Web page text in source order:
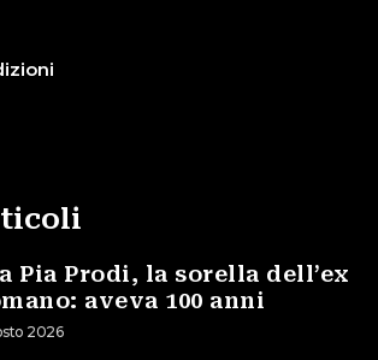
Pia Prodi, la sorella dell’ex
aveva 100 anni
2026